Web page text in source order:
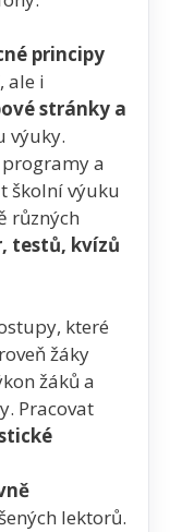
principy
ale i
stránky a
výuky.
programy a
školní výuku
různých
testů, kvízů
které
žáky
žáků a
Pracovat
lektorů.